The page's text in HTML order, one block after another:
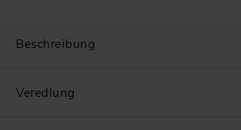
Beschreibung
Veredlung